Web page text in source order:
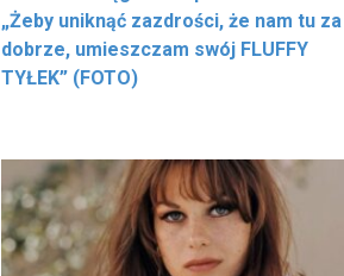
„Żeby uniknąć zazdrości, że nam tu za
dobrze, umieszczam swój FLUFFY
TYŁEK” (FOTO)